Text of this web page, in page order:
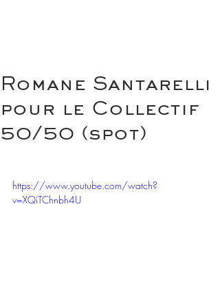
Romane Santarelli
pour le Collectif
50/50 (spot)
https://www.youtube.com/watch?
v=XQiTChnbh4U